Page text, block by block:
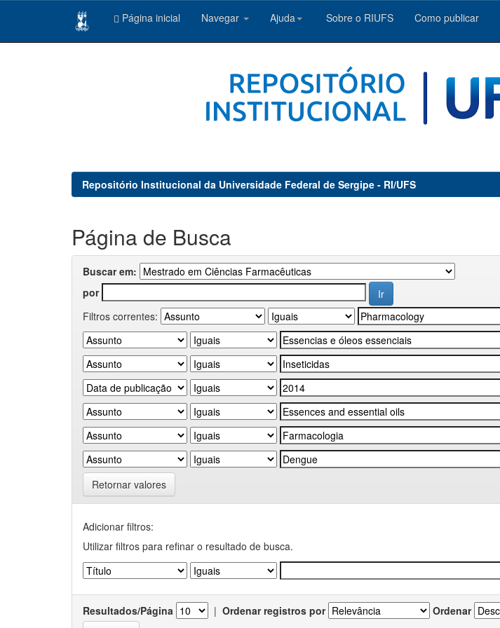
Página inicial Navegar Ajuda Sobre o RIUFS Como publicar
Repositório Institucional da Universidade Federal de Sergipe - RI/UFS
Página de Busca
Buscar em:
por
Filtros correntes:
Retornar valores
Adicionar filtros:
Utilizar filtros para refinar o resultado de busca.
Resultados/Página | Ordenar registros por Ordenar